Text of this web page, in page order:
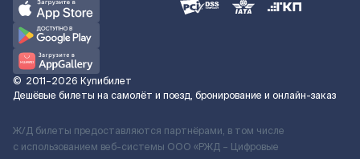
© 2011–2026 Купибилет
Дешёвые билеты на самолёт и поезд, бронирование и онлайн-заказ
Ж/Д билеты предоставляются партнёрами, в том числе
с использованием веб-системы ООО «РЖД – Цифровые